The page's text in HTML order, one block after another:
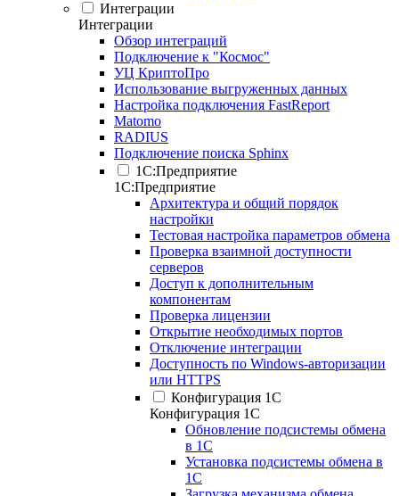
Интеграции
Интеграции
Обзор интеграций
Подключение к "Космос"
УЦ КриптоПро
Использование выгруженных данных
Настройка подключения FastReport
Matomo
RADIUS
Подключение поиска Sphinx
1С:Предприятие
1С:Предприятие
Архитектура и общий порядок
настройки
Тестовая настройка параметров обмена
Проверка взаимной доступности
серверов
Доступ к дополнительным
компонентам
Проверка лицензии
Открытие необходимых портов
Отключение интеграции
Доступность по Windows-авторизации
или HTTPS
Конфигурация 1С
Конфигурация 1С
Обновление подсистемы обмена
в 1С
Установка подсистемы обмена в
1С